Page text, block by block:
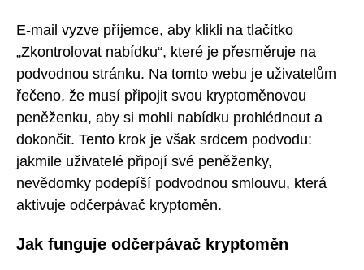
E-mail vyzve příjemce, aby klikli na tlačítko
„Zkontrolovat nabídku“, které je přesměruje na
podvodnou stránku. Na tomto webu je uživatelům
řečeno, že musí připojit svou kryptoměnovou
peněženku, aby si mohli nabídku prohlédnout a
dokončit. Tento krok je však srdcem podvodu:
jakmile uživatelé připojí své peněženky,
nevědomky podepíší podvodnou smlouvu, která
aktivuje odčerpávač kryptoměn.
Jak funguje odčerpávač kryptoměn